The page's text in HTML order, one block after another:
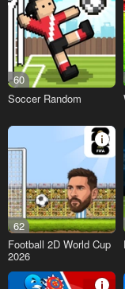
60
Soccer Random
62
Football 2D World Cup
2026